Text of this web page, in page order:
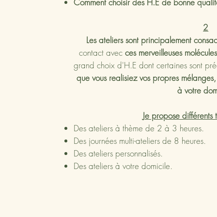
2
Les ateliers sont principalement
contact avec ces merveilleuses
grand choix d'H.E dont certaines sont
que vous realisiez vos propres
à votre
Je propose
Des ateliers à thème de 2 à 3 heures.
Des journées multi-ateliers de 8 heures.
Des ateliers personnalisés.
Des ateliers à votre domicile.